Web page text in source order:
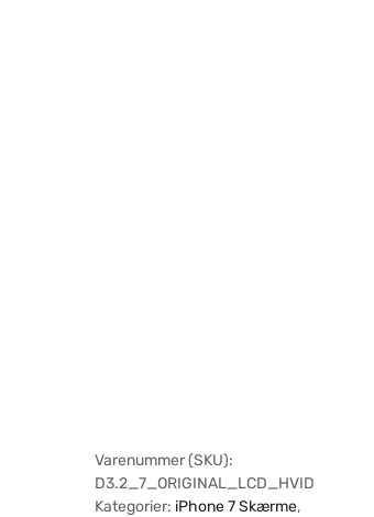
Varenummer (SKU):
D3.2_7_ORIGINAL_LCD_HVID
Kategorier: iPhone 7 Skærme,